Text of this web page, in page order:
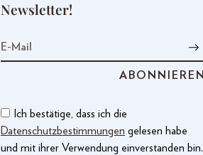
Newsletter!
Ich bestätige, dass ich die
Datenschutzbestimmungen gelesen habe
und mit ihrer Verwendung einverstanden bin.